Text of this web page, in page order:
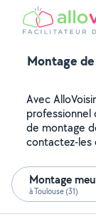
Montage
Avec
professionnel
de montage
contactez-les
Montage
à Toulouse (31)